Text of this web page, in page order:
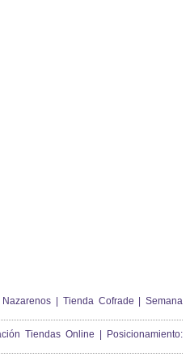
| Tienda Cofrade | Semana
Tiendas Online | Posicionamiento: